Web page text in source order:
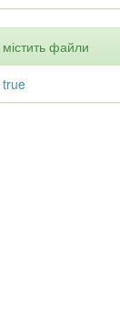
містить файли
true